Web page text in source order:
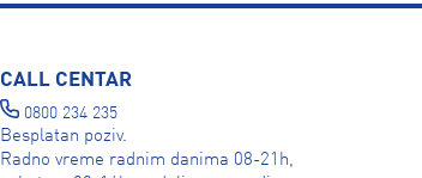
CALL CENTAR
0800 234 235
Besplatan poziv.
Radno vreme radnim danima 08-21h,